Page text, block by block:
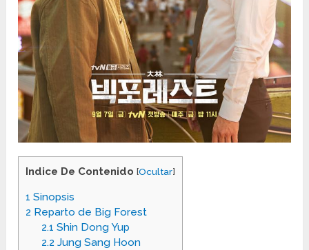
Indice De Contenido [Ocultar]
1 Sinopsis
2 Reparto de Big Forest
2.1 Shin Dong Yup
2.2 Jung Sang Hoon